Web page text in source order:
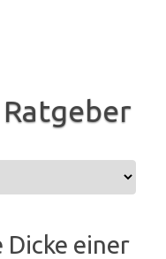
einer